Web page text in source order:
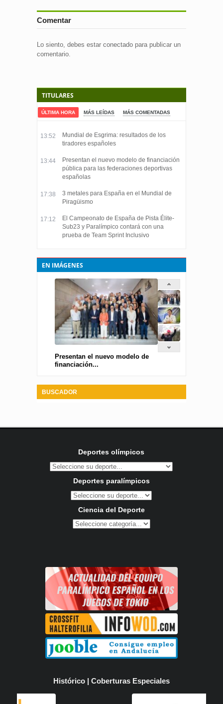
Comentar
Lo siento, debes estar conectado para publicar un
comentario.
TITULARES
ÚLTIMA HORA MÁS LEÍDAS MÁS COMENTADAS
13:52
Mundial de Esgrima: resultados de los
tiradores españoles
13:44
Presentan el nuevo modelo de financiación
pública para las federaciones deportivas
españolas
17:38
3 metales para España en el Mundial de
Piragüismo
17:12
El Campeonato de España de Pista Élite-
Sub23 y Paralímpico contará con una
prueba de Team Sprint Inclusivo
EN IMÁGENES
Presentan el nuevo modelo de
financiación...
BUSCADOR
Deportes olímpicos
Deportes paralímpicos
Ciencia del Deporte
Histórico | Coberturas Especiales